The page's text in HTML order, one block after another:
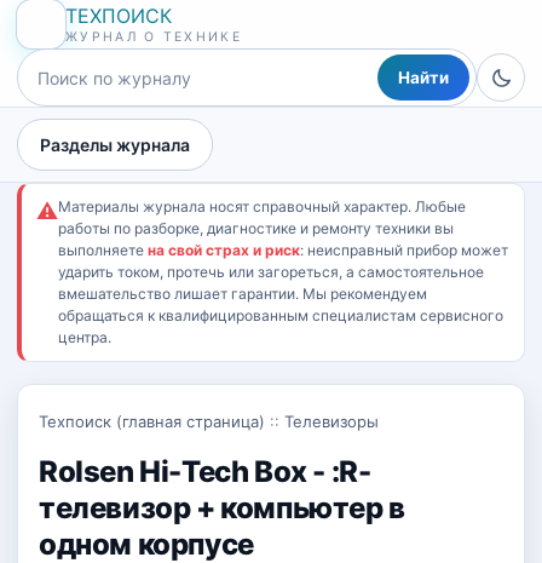
ТЕХПОИСК
ЖУРНАЛ О ТЕХНИКЕ
Найти
Разделы журнала
⚠Материалы журнала носят справочный характер. Любые
работы по разборке, диагностике и ремонту техники вы
выполняете на свой страх и риск: неисправный прибор может
ударить током, протечь или загореться, а самостоятельное
вмешательство лишает гарантии. Мы рекомендуем
обращаться к квалифицированным специалистам сервисного
центра.
Техпоиск (главная страница) :: Телевизоры
Rolsen Hi-Tech Box - :R-
телевизор + компьютер в
одном корпусе